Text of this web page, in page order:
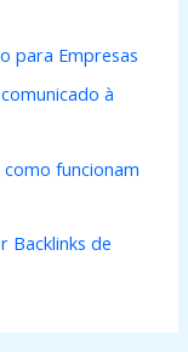
para Empresas
à
como funcionam
Backlinks de